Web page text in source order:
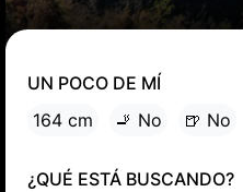
UN POCO DE MÍ
164 cm
🚬 No 🍺 No
¿QUÉ ESTÁ BUSCANDO?